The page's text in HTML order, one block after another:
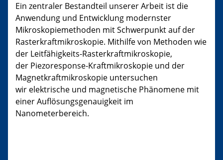
Ein zentraler Bestandteil unserer Arbeit ist die
Anwendung und Entwicklung modernster
Mikroskopiemethoden mit Schwerpunkt auf der
Rasterkraftmikroskopie. Mithilfe von Methoden wie
der Leitfähigkeits-Rasterkraftmikroskopie,
der Piezoresponse-Kraftmikroskopie und der
Magnetkraftmikroskopie untersuchen
wir elektrische und magnetische Phänomene mit
einer Auflösungsgenauigkeit im
Nanometerbereich.